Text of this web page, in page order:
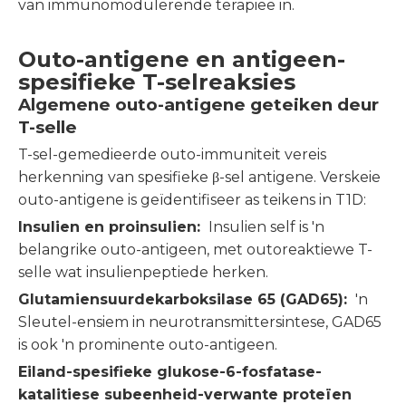
van immunomodulerende terapieë in.
Outo-antigene en antigeen-
spesifieke T-selreaksies
Algemene outo-antigene geteiken deur
T-selle
T-sel-gemedieerde outo-immuniteit vereis
herkenning van spesifieke β-sel antigene. Verskeie
outo-antigene is geïdentifiseer as teikens in T1D:
Insulien en proinsulien: Insulien self is 'n
belangrike outo-antigeen, met outoreaktiewe T-
selle wat insulienpeptiede herken.
Glutamiensuurdekarboksilase 65 (GAD65): 'n
Sleutel-ensiem in neurotransmittersintese, GAD65
is ook 'n prominente outo-antigeen.
Eiland-spesifieke glukose-6-fosfatase-
katalitiese subeenheid-verwante proteïen